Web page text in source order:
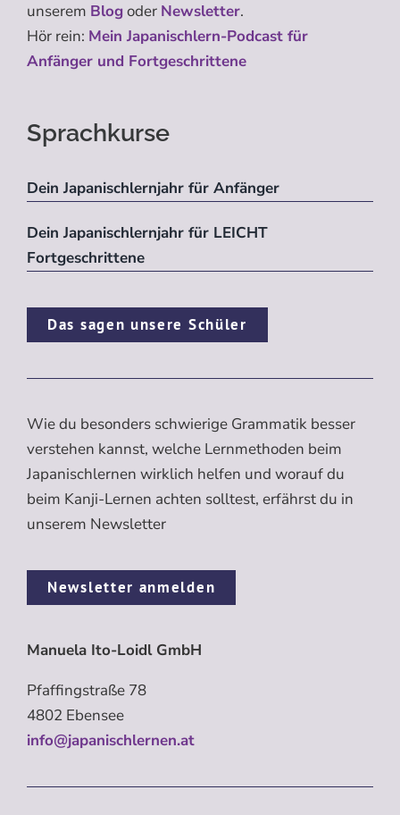
unserem Blogoder Newsletter.
Hör rein: Mein Japanischlern-Podcast für
Anfänger und Fortgeschrittene
Sprachkurse
Dein Japanischlernjahr für Anfänger
Dein Japanischlernjahr für LEICHT
Fortgeschrittene
Das sagen unsere Schüler
Wie du besonders schwierige Grammatik besser
verstehen kannst, welche Lernmethoden beim
Japanischlernen wirklich helfen und worauf du
beim Kanji-Lernen achten solltest, erfährst du in
unserem Newsletter
Newsletter anmelden
Manuela Ito-Loidl GmbH
Pfaffingstraße 78
4802 Ebensee
info@japanischlernen.at